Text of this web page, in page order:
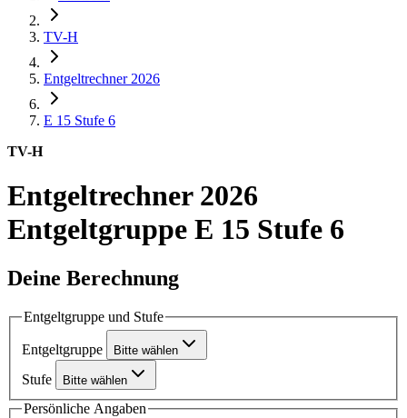
TV-H
Entgeltrechner 2026
E 15 Stufe 6
TV-H
Entgeltrechner 2026
Entgeltgruppe E 15 Stufe 6
Deine Berechnung
Entgeltgruppe und Stufe
Entgeltgruppe Bitte wählen
Stufe Bitte wählen
Persönliche Angaben